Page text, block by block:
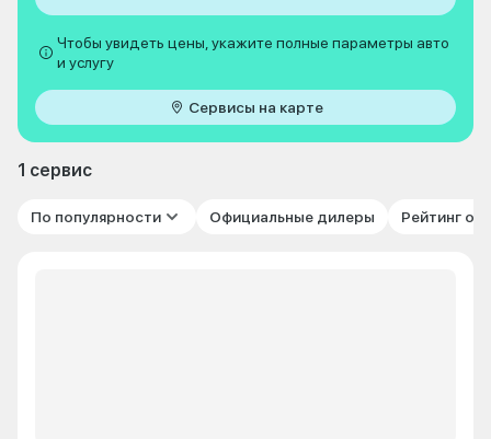
Чтобы увидеть цены, укажите полные параметры авто
и услугу
Сервисы на карте
1 сервис
По популярности Официальные дилеры Рейтинг